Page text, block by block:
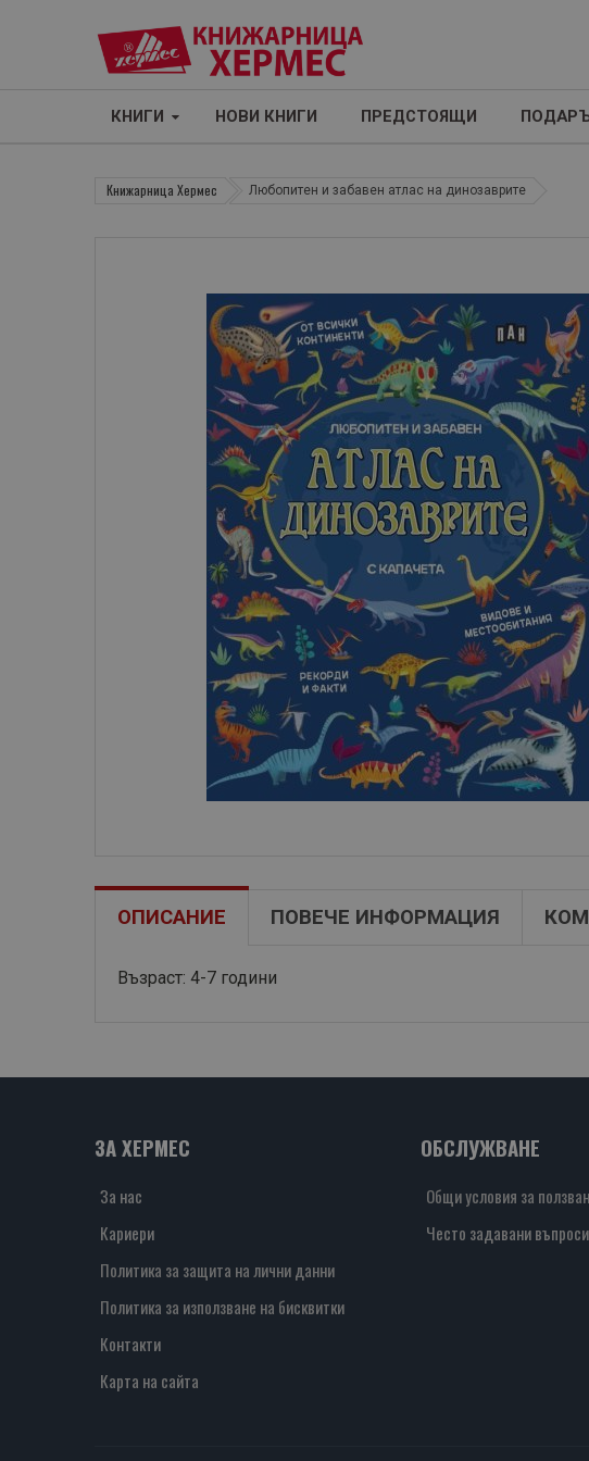
КНИГИ НОВИ КНИГИ ПРЕДСТОЯЩИ
Книжарница Хермес Любопитен и забавен атлас на динозаврите
ОПИСАНИЕ ПОВЕЧЕ ИНФОРМАЦИЯ
Възраст: 4-7 години
ЗА ХЕРМЕС
За нас
Кариери
Политика за защита на лични данни
Политика за използване на бисквитки
Контакти
Карта на сайта
ОБСЛУЖВАНЕ
Общи условия за
Често задавани въпроси